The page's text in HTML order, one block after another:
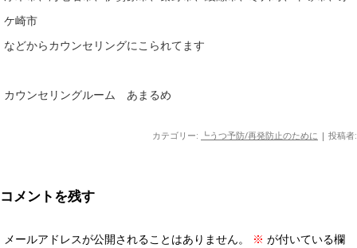
ケ崎市
などからカウンセリングにこられてます
カウンセリングルーム あまるめ
カテゴリー: ┗うつ予防/再発防止のために | 投稿者:
コメントを残す
メールアドレスが公開されることはありません。 ※ が付いている欄